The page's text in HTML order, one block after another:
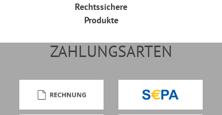
Rechtssichere
Produkte
ZAHLUNGSARTEN